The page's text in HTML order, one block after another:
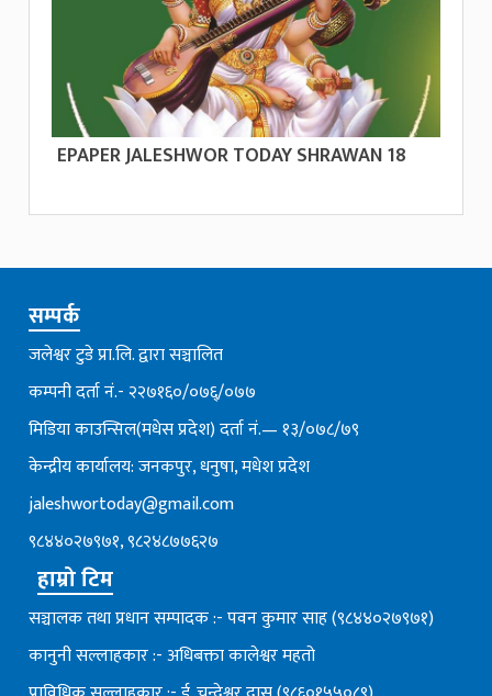
EPAPER JALESHWOR TODAY SHRAWAN 18
सम्पर्क
जलेश्वर टुडे प्रा.लि. द्वारा सञ्चालित
कम्पनी दर्ता नं.- २२७१६०/०७६्/०७७
मिडिया काउन्सिल(मधेस प्रदेश) दर्ता नं.— १३/०७८/७९
केन्द्रीय कार्यालय: जनकपुर, धनुषा, मधेश प्रदेश
jaleshwortoday@gmail.com
९८४४०२७९७१, ९८२४८७७६२७
हाम्रो टिम
सञ्चालक तथा प्रधान सम्पादक :- पवन कुमार साह (९८४४०२७९७१)
कानुनी सल्लाहकार :- अधिबक्ता कालेश्वर महतो